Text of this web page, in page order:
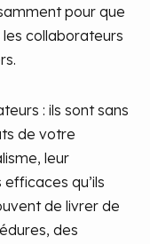
pour que
collaborateurs
: ils sont sans
de votre
leur
qu’ils
de livrer de
des